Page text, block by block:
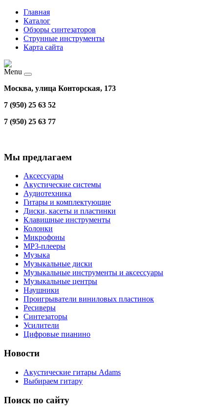
Главная
Каталог
Обзоры синтезаторов
Струнные инструменты
Карта сайта
Menu
Москва, улица Конторская, 173
7 (950) 25 63 52
7 (950) 25 63 77
Мы предлагаем
Аксессуары
Акустические системы
Аудиотехника
Гитары и комплектующие
Диски, касеты и пластинки
Клавишные инструменты
Колонки
Микрофоны
МР3-плееры
Музыка
Музыкальные диски
Музыкальные инструменты и аксессуары
Музыкальные центры
Наушники
Проигрыватели виниловых пластинок
Ресиверы
Синтезаторы
Усилители
Цифровые пианино
Новости
Акустические гитары Adams
Выбираем гитару
Поиск по сайту